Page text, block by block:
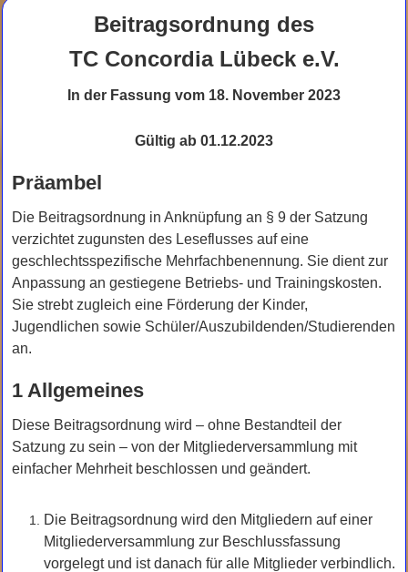
Beitragsordnung des
TC Concordia Lübeck e.V.
In der Fassung vom 18. November 2023
Gültig ab 01.12.2023
Präambel
Die Beitragsordnung in Anknüpfung an § 9 der Satzung
verzichtet zugunsten des Leseflusses auf eine
geschlechtsspezifische Mehrfachbenennung. Sie dient zur
Anpassung an gestiegene Betriebs- und Trainingskosten.
Sie strebt zugleich eine Förderung der Kinder,
Jugendlichen sowie Schüler/Auszubildenden/Studierenden
an.
1 Allgemeines
Diese Beitragsordnung wird – ohne Bestandteil der
Satzung zu sein – von der Mitgliederversammlung mit
einfacher Mehrheit beschlossen und geändert.
Die Beitragsordnung wird den Mitgliedern auf einer
Mitgliederversammlung zur Beschlussfassung
vorgelegt und ist danach für alle Mitglieder verbindlich.